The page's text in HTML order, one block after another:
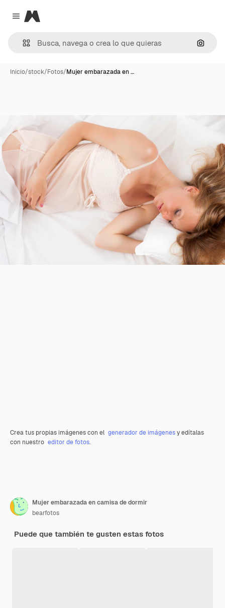
Close menu
Magnific
Inicio/stock/Fotos/Mujer embarazada en …
Crea tus propias imágenes con el generador de imágenesy edítalas
con nuestro editor de fotos.
Mujer embarazada en camisa de dormir
bearfotos
Puede que también te gusten estas fotos